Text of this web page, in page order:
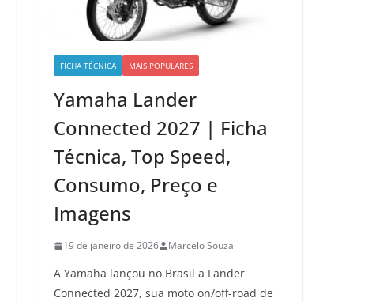
FICHA TÉCNICA MAIS POPULARES
Yamaha Lander
Connected 2027 | Ficha
Técnica, Top Speed,
Consumo, Preço e
Imagens
19 de janeiro de 2026 Marcelo Souza
A Yamaha lançou no Brasil a Lander
Connected 2027, sua moto on/off-road de